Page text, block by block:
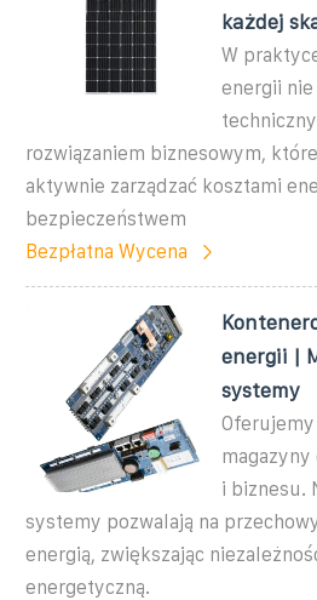
każdej
W
energii
rozwiązaniem biznesowym,
aktywnie zarządzać kosztami
bezpieczeństwem
Bezpłatna Wycena
energii |
systemy
magazyny
i biznesu.
systemy pozwalają na
energią, zwiększając
energetyczną.